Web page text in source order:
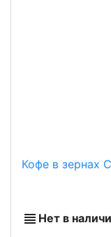
Кофе в зернах
Нет в